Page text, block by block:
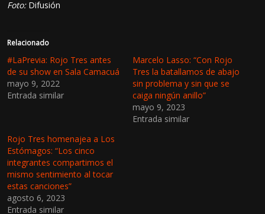
Foto:Difusión
Relacionado
#LaPrevia: Rojo Tres antes
de su show en Sala Camacuá
mayo 9, 2022
Entrada similar
Marcelo Lasso: “Con Rojo
Tres la batallamos de abajo
sin problema y sin que se
caiga ningún anillo”
mayo 9, 2023
Entrada similar
Rojo Tres homenajea a Los
Estómagos: “Los cinco
integrantes compartimos el
mismo sentimiento al tocar
estas canciones”
agosto 6, 2023
Entrada similar